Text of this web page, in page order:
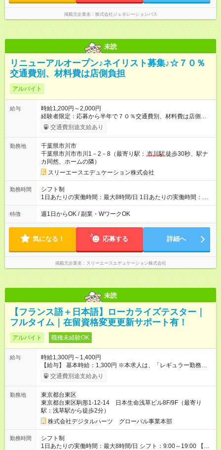
掲載元企業名 株式会社ジェネレーションパス
未読
リニューアルオープン♪ネイリスト募集♪☆７０％
交通費別、材料費は店側負担
アルバイト
給与
時給1,200円～2,000円
経験者限定：応募から半年で７０％交通費別、材料費は店側負
担、思いきっり稼いでください。（はじめの半年個別に最低保
証も相談可能） 月額５０万個人売上の場合、３５万になりま
ください。 自分の好きなデザインできます、休みも取得しやす
い。 正社員の相談も可能。 【試用期間】試用期間なし
交通費別途支給あり
勤務地
千葉県市川市
千葉県市川市市川1－2－8（最寄り駅： 市川駅徒歩30秒、駅ナ
カ同然、ホームの隣）
スリーエースエデュケーション株式会社
勤務時間
シフト制
1日あたりの実働時間：最大8時間/日 1日あたりの実働時間：８
時間 シフト例 ・10時00分～19時00分 休憩1時間（１２：００
－１３：００） 最低4時間
特徴 週1日からOK / 副業・WワークOK
気になる！ 応募する 詳細へ
掲載元企業名 スリーエースエデュケーション株式会社
未読
【フランス語＋日本語】ローカライズテスター｜
フルタイム｜在留資格変更更新サポート有！
アルバイト 職種未経験OK
給与
時給1,300円～1,400円
【給与】 基本時給：1,300円 ※本求人は、「レギュラー勤務アル
バイト」の募集です。 ・契約期間：入社月より3ヶ月 ・契約更
新：あり（実際のスキル/プロジェクトに応じ更新判断） （レギ
なります。） ※選考（トライアル・面接）の結果に応じて、月
給制の契約社員としての採用をご提案する場合があります。
【その他のポジションと時給例】 主体的に動きながら業務に取
り組める方を歓迎しています！ 意欲的にチャレンジしていただ
ける方には、スキルや経験に応じてキャリアの幅を広げていけ
る環境となります。 リーダーポジション時給: 1,400円 （これ以
降のさらなるキャリアパスやポジションについては、入社後に
交通費別途支給あり
勤務地
東京都台東区
東京都台東区駒形1-12-14 日本生命浅草ビル8F/9F（最寄り
駅：浅草駅から徒歩2分）
株式会社デジタルハーツ グローバル事業本部
勤務時間
シフト制
1日あたりの実働時間：最大8時間/日 シフト：9:00～19:00 【シ